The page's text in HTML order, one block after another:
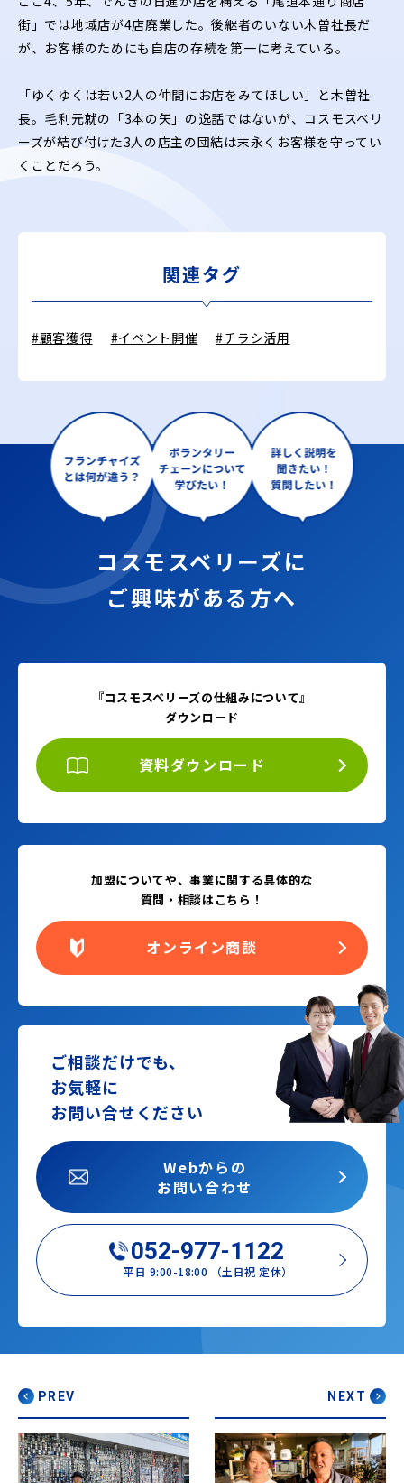
街」では地域店が4店廃業した。後継者のいない木曽社長だ
が、お客様のためにも自店の存続を第一に考えている。
「ゆくゆくは若い2人の仲間にお店をみてほしい」と木曽社
長。毛利元就の「3本の矢」の逸話ではないが、コスモスベリ
ーズが結び付けた3人の店主の団結は末永くお客様を守ってい
くことだろう。
関連タグ
#顧客獲得 #イベント開催 #チラシ活用
コスモスベリーズに
ご興味がある方へ
『コスモスベリーズの仕組みについて』
ダウンロード
資料ダウンロード
加盟についてや、事業に関する具体的な
質問・相談はこちら！
オンライン商談
ご相談だけでも、
お気軽に
お問い合せください
052-977-1122
平日 9:00-18:00 （土日祝 定休）
Webからの
お問い合わせ
PREV NEXT